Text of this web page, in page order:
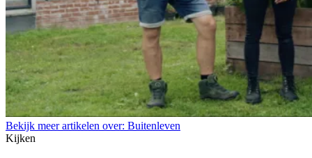
Bekijk meer artikelen over: Buitenleven
Kijken